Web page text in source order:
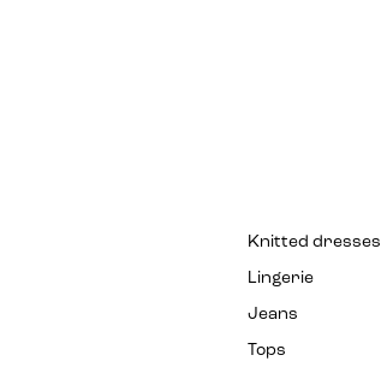
Knitted dresses
Lingerie
Jeans
Tops